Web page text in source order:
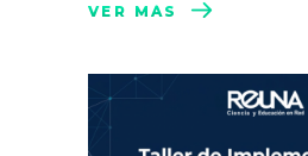
VER MÁS